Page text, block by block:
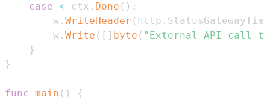
case <- ctx . Done ( ) :
		w
. WriteHeader ( http .
		w
. Write ( [ ] byte ( "External API call
}
}
func main ( )
{